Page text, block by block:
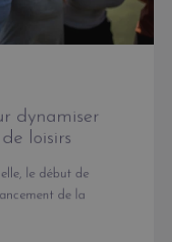
dynamiser
loisirs
le début de
de la